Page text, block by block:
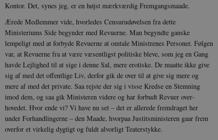
Kontor. Det, synes jeg, er en højst mærkværdig Fremgangs­maade.
Ærede Medlemmer vide, hvorledes Censurudøvelsen fra dette
Ministeriums Side begynder med Revuerne. Man be­gyndte ganske
lempeligt med at forbyde Revuerne at omtale Ministrenes Personer. Følgen
var, at Revuerne fra at være væ­sentligst politiske bleve, som jeg en Gang
havde Lejlighed til at sige i denne Sal, mere erotiske. De maatte ikke give
sig af med det offentlige Liv, derfor gik de over til at give sig mere og
mere af med det private. Saa rejste der sig i visse Kredse en Stemning
imod dem, og saa gik Mini­steren videre og har forbudt Revuer over­
hovedet. Hvor ende vi? Vi have nu set – det er allerede fremdraget her
under Forhandlingerne – den Maade, hvorpaa Justitsministeren gaar frem
overfor et virkelig dygtigt og fuldt alvorligt Teater­stykke.